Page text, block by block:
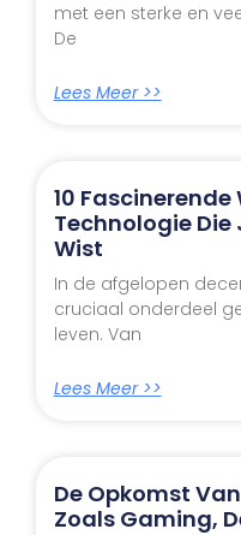
met een sterke en
De
Lees Meer >>
10 Fascinerende
Technologie Die
Wist
In de afgelopen
cruciaal onderdeel
leven. Van
Lees Meer >>
De Opkomst
Zoals Gaming,